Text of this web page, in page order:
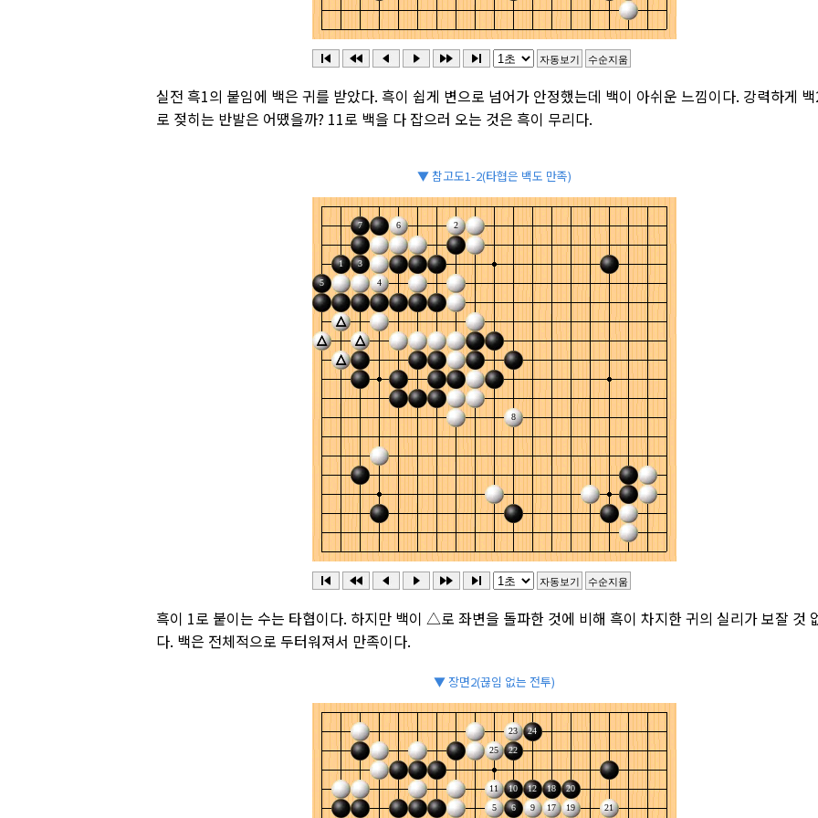
실전 흑1의 붙임에 백은 귀를 받았다. 흑이 쉽게 변으로 넘어가 안정했는데 백이 아쉬운 느낌이다. 강력하게
로 젖히는 반발은 어땠을까? 11로 백을 다 잡으러 오는 것은 흑이 무리다.
▼ 참고도1-2(타협은 백도 만족)
흑이 1로 붙이는 수는 타협이다. 하지만 백이 △로 좌변을 돌파한 것에 비해 흑이 차지한 귀의 실리가 보잘 것
다. 백은 전체적으로 두터워져서 만족이다.
▼ 장면2(끊임 없는 전투)